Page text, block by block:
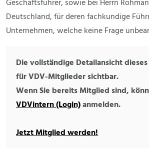
Geschäftsführer, sowie bei Herrn
Deutschland, für deren fachkundige
Unternehmen, welche keine Frage
Die vollständige Detailansicht
für VDV-Mitglieder sichtbar.
Wenn Sie bereits Mitglied sind,
VDVintern (Login)anmelden.
Jetzt Mitglied werden!